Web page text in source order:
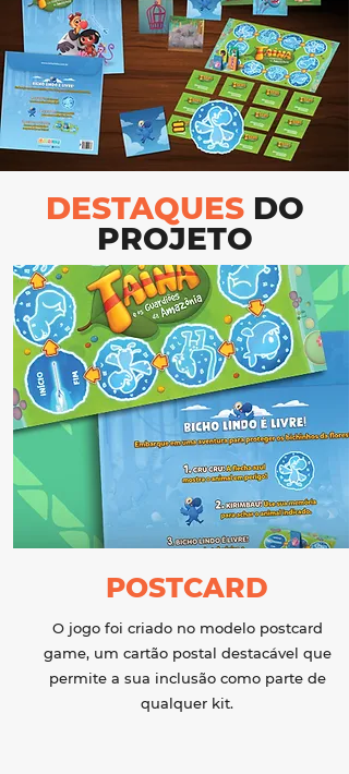
DESTAQUESDO
PROJETO
POSTCARD
O jogo foi criado no modelo postcard
game, um cartão postal destacável que
permite a sua inclusão como parte de
qualquer kit.